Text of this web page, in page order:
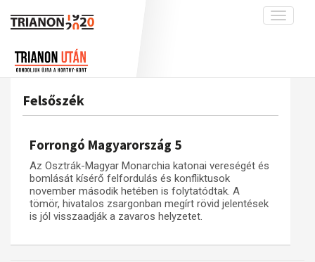
Toggle
A békerendszer megszilárdulása
Utókor és emlékezet
Galéria
Adatbázis
Emlékművek (feltöltés alatt)
Menekültek
Visszhang
Publikációk
Kapcsolat
Felsőszék
Forrongó Magyarország 5
Az Osztrák-Magyar Monarchia katonai vereségét és
bomlását kísérő felfordulás és konfliktusok
november második hetében is folytatódtak. A
tömör, hivatalos zsargonban megírt rövid jelentések
is jól visszaadják a zavaros helyzetet.